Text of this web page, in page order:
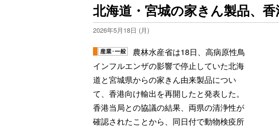
北海道・宮城の家きん製品、
2026年5月18日 (月)
農林水産省は18日、高病原性鳥
インフルエンザの影響で停止していた北海
道と宮城県からの家きん由来製品につい
て、香港向け輸出を再開したと発表した。
香港当局との協議の結果、両県の清浄性が
確認されたことから、同日付で動物検疫所